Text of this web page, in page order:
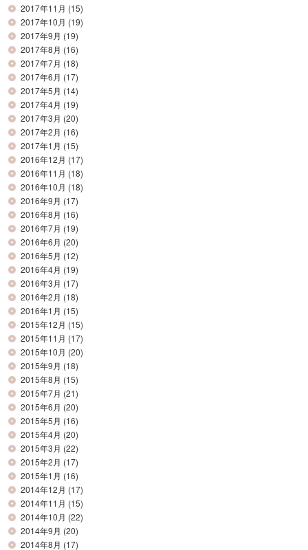
2017年11月 (15)
2017年10月 (19)
2017年9月 (19)
2017年8月 (16)
2017年7月 (18)
2017年6月 (17)
2017年5月 (14)
2017年4月 (19)
2017年3月 (20)
2017年2月 (16)
2017年1月 (15)
2016年12月 (17)
2016年11月 (18)
2016年10月 (18)
2016年9月 (17)
2016年8月 (16)
2016年7月 (19)
2016年6月 (20)
2016年5月 (12)
2016年4月 (19)
2016年3月 (17)
2016年2月 (18)
2016年1月 (15)
2015年12月 (15)
2015年11月 (17)
2015年10月 (20)
2015年9月 (18)
2015年8月 (15)
2015年7月 (21)
2015年6月 (20)
2015年5月 (16)
2015年4月 (20)
2015年3月 (22)
2015年2月 (17)
2015年1月 (16)
2014年12月 (17)
2014年11月 (15)
2014年10月 (22)
2014年9月 (20)
2014年8月 (17)